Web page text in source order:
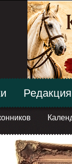
Редакция